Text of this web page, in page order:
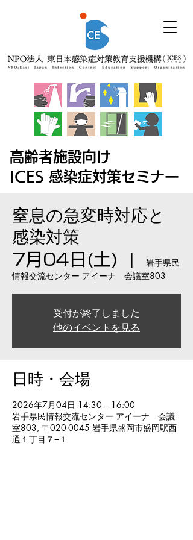
高齢者施設向け
ICES 感染症対策セミナー
窒息の急変時対応と
感染対策
7月04日(土)
岩手県民
情報交流センター アイーナ 会議室803
受付が終了しました
他のイベントを見る
日時・会場
2026年7月04日 14:30 – 16:00
岩手県民情報交流センター アイーナ 会議
室803, 〒020-0045 岩手県盛岡市盛岡駅西
通１丁目７−１